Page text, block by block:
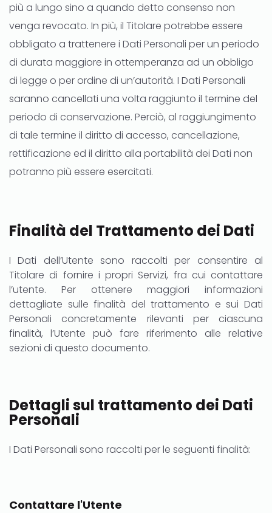
più a lungo sino a quando detto consenso non
venga revocato. In più, il Titolare potrebbe essere
obbligato a trattenere i Dati Personali per un periodo
di durata maggiore in ottemperanza ad un obbligo
di legge o per ordine di un’autorità. I Dati Personali
saranno cancellati una volta raggiunto il termine del
periodo di conservazione. Perciò, al raggiungimento
di tale termine il diritto di accesso, cancellazione,
rettificazione ed il diritto alla portabilità dei Dati non
potranno più essere esercitati.
Finalità del Trattamento dei Dati
I Dati dell’Utente sono raccolti per consentire al
Titolare di fornire i propri Servizi, fra cui contattare
l’utente. Per ottenere maggiori informazioni
dettagliate sulle finalità del trattamento e sui Dati
Personali concretamente rilevanti per ciascuna
finalità, l’Utente può fare riferimento alle relative
sezioni di questo documento.
Dettagli sul trattamento dei Dati
Personali
I Dati Personali sono raccolti per le seguenti finalità:
Contattare l'Utente